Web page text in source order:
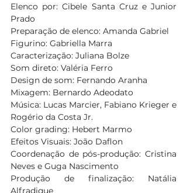
Elenco por: Cibele Santa Cruz e Junior
Prado
Preparação de elenco: Amanda Gabriel
Figurino: Gabriella Marra
Caracterização: Juliana Bolze
Som direto: Valéria Ferro
Design de som: Fernando Aranha
Mixagem: Bernardo Adeodato
Música: Lucas Marcier, Fabiano Krieger e
Rogério da Costa Jr.
Color grading: Hebert Marmo
Efeitos Visuais: João Daflon
Coordenação de pós-produção: Cristina
Neves e Guga Nascimento
Produção de finalização: Natália
Alfradique